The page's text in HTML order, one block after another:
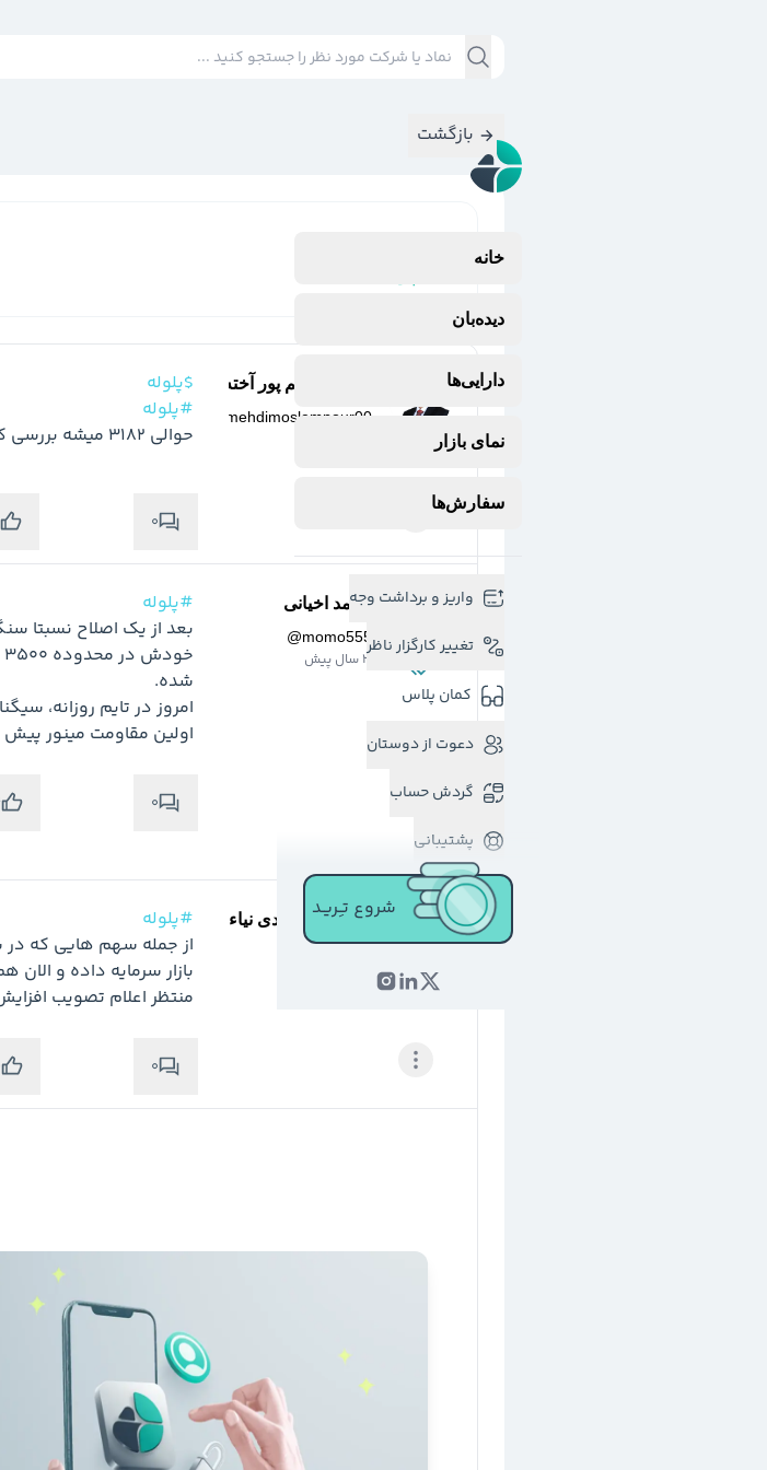
خانه
دیده‌بان
دارایی‌ها
نمای بازار
سفارش‌ها
واریز و برداشت وجه
تغییر کارگزار ناظر
کمان پلاس
دعوت از دوستان
گردش حساب
پشتیبانی
شروع تـِـریـد
بازگشت
مهدی مسلم پور آخته خانه
mehdimoslempour00
$پلوله
#پلوله
حوالی 3182 میشه بررسی کرد
0
محمد اخیانی
@momo555
3 سال پیش
#پلوله
اولین مقاومت مینور پیش رو،
0
نیلوفر دلیرعبدی نیاء
#پلوله
منتظر اعلام تصویب
0